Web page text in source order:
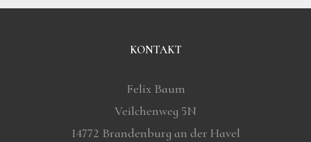
KONTAKT
Felix Baum
Veilchenweg 5N
14772 Brandenburg an der Havel